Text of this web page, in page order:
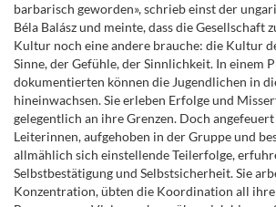
barbarisch geworden», schrieb einst der
Béla Balász und meinte, dass die Gesellschaft
Kultur noch eine andere brauche: die Kultur
Sinne, der Gefühle, der Sinnlichkeit. In einem
dokumentierten können die Jugendlichen in
hineinwachsen. Sie erleben Erfolge und
gelegentlich an ihre Grenzen. Doch
Leiterinnen, aufgehoben in der Gruppe und
allmählich sich einstellende Teilerfolge,
Selbstbestätigung und Selbstsicherheit. Sie
Konzentration, übten die Koordination all